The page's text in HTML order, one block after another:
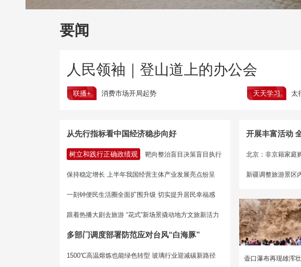
要闻
人民领袖｜登山道上的办公会
联播+ 消费市场开局起势 天天学习 太
从先行指标看中国经济稳步向好
树立和践行正确政绩观 靶向整治盲目决策盲目执行
保持稳定增长 上半年我国经营主体产业发展亮点纷呈
一刻钟便民生活圈全面扩围升级 切实提升居民幸福感
跟着热播大剧去旅游 “花式”新场景撬动地方文旅新活力
多部门调度部署防范应对台风“白海豚”
1500℃高温熔炼也能绿色转型 玻璃行业迎减碳新路径
开展丰富活动
北京：非京籍家庭
新疆调整旅游景区
壶口瀑布再现雄浑